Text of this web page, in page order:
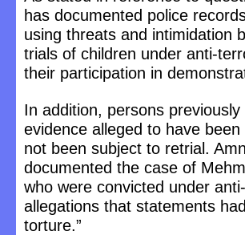
has documented police
using threats and intimidation
trials of children under anti-
their participation in
In addition, persons
evidence alleged to have
not been subject to retrial.
documented the case of
who were convicted under
allegations that statements
torture.”